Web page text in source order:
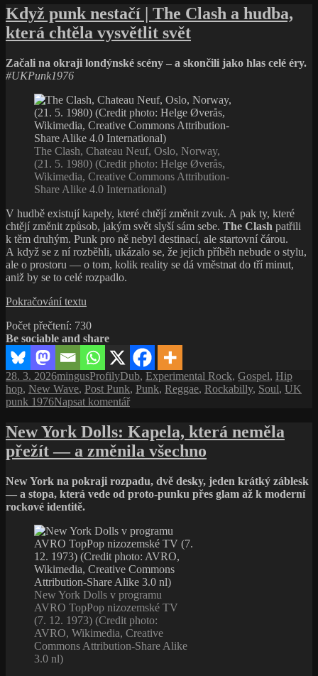
s
názvem
Vnitřní
Když punk nestačí | The Clash a hudba,
která chtěla vysvětlit svět
Začali na okraji londýnské scény – a skončili jako hlas celé éry.
#UKPunk1976
The Clash, Chateau Neuf, Oslo, Norway,
(21. 5. 1980) (Credit photo: Helge Øverås,
Wikimedia, Creative Commons Attribution-
Share Alike 4.0 International)
V hudbě existují kapely, které chtějí změnit zvuk. A pak ty, které
chtějí změnit způsob, jakým svět slyší sám sebe. The Clash patřili
k těm druhým. Punk pro ně nebyl destinací, ale startovní čárou.
A když se z ní rozběhli, ukázalo se, že jejich příběh nebude o stylu,
ale o prostoru — o tom, kolik reality se dá vměstnat do tří minut,
aniž by se to celé rozpadlo.
Pokračování textu
nestačí
|
The
Clash
a hudba,
která
chtěla
svět
Počet přečtení: 730
Be sociable and share
Publikováno:
28. 3. 2026Autor:
mingusRubriky:
ProfilyŠtítky:
Dub, Experimental Rock, Gospel, Hip
hop, New Wave, Post Punk, Punk, Reggae, Rockabilly, Soul, UK
punk 1976Napsat komentářpro
s
názvem
Když
nestačí
|
The
a hudba,
která
chtěla
vysvětlit
svět
New York Dolls: Kapela, která neměla
přežít — a změnila všechno
New York na pokraji rozpadu, dvě desky, jeden krátký záblesk
— a stopa, která vede od proto-punku přes glam až k moderní
rockové identitě.
New York Dolls v programu
AVRO TopPop nizozemské TV
(7. 12. 1973) (Credit photo:
AVRO, Wikimedia, Creative
Commons Attribution-Share Alike
3.0 nl)